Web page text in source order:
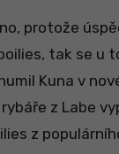
protože
tak se u
Kuna v
z Labe
z